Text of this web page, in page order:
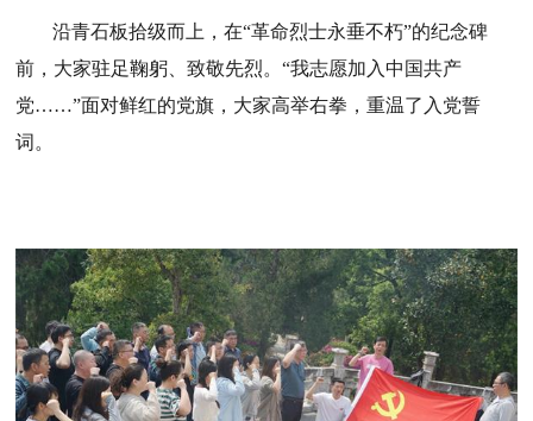
沿青石板拾级而上，在“革命烈士永垂不朽”的纪念碑
前，大家驻足鞠躬、致敬先烈。“我志愿加入中国共产
党……”面对鲜红的党旗，大家高举右拳，重温了入党誓
词。